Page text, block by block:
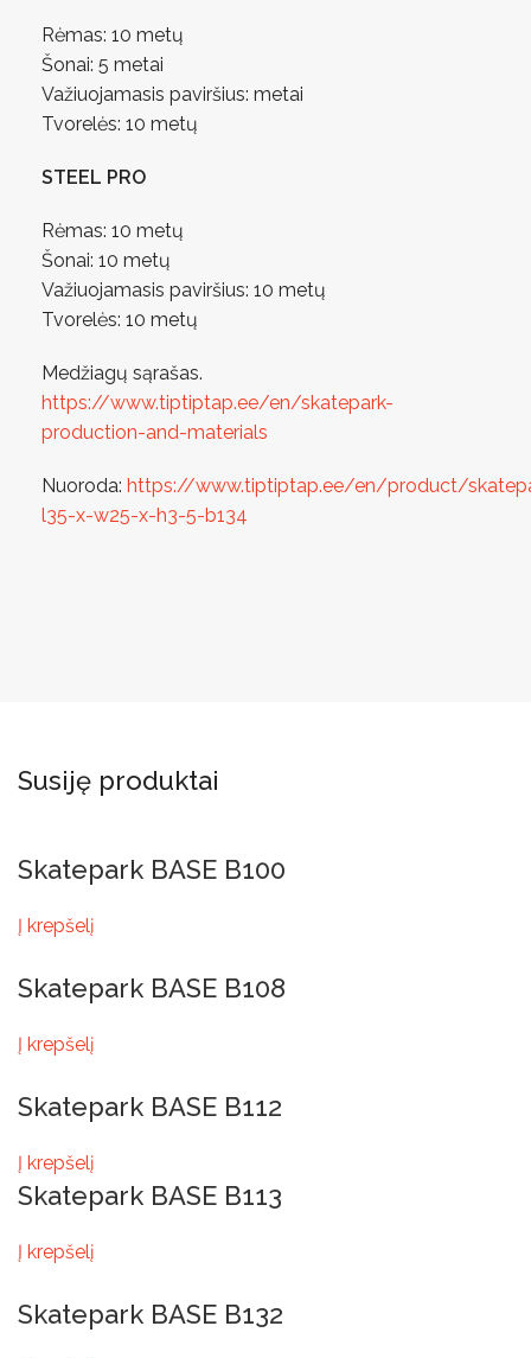
Rėmas: 10 metų
Šonai: 5 metai
Važiuojamasis paviršius: metai
Tvorelės: 10 metų
STEEL PRO
Rėmas: 10 metų
Šonai: 10 metų
Važiuojamasis paviršius: 10 metų
Tvorelės: 10 metų
Medžiagų sąrašas.
https://www.tiptiptap.ee/en/skatepark-
production-and-materials
Nuoroda: https://www.tiptiptap.ee/en/product/
l35-x-w25-x-h3-5-b134
Susiję produktai
Skatepark BASE B100
Į krepšelį
Skatepark BASE B108
Į krepšelį
Skatepark BASE B112
Į krepšelį
Skatepark BASE B113
Į krepšelį
Skatepark BASE B132